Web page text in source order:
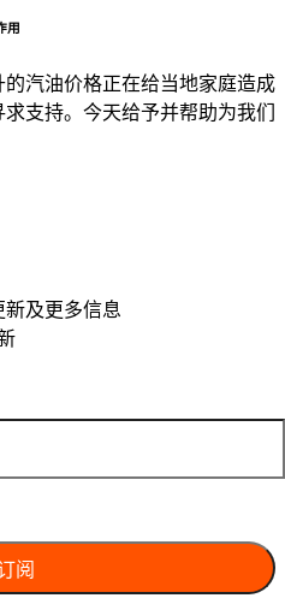
用
汽油价格正在给当地家庭造成
支持。今天给予并帮助为我们
及更多信息